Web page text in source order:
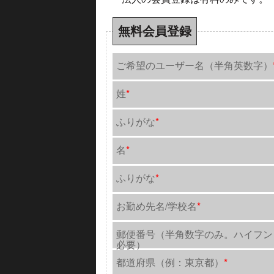
無料会員登録
ご希望のユーザー名（半角英数字）
姓*
ふりがな*
名*
ふりがな*
お勤め先名/学校名*
郵便番号（半角数字のみ。ハイフン
必要）
都道府県（例：東京都） *